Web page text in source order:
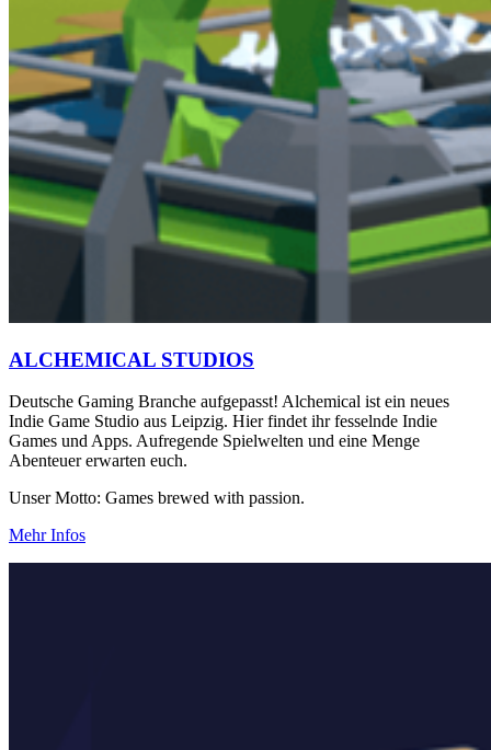
ALCHEMICAL STUDIOS
Deutsche Gaming Branche aufgepasst! Alchemical ist ein neues
Indie Game Studio aus Leipzig. Hier findet ihr fesselnde Indie
Games und Apps. Aufregende Spielwelten und eine Menge
Abenteuer erwarten euch.
Unser Motto: Games brewed with passion.
Mehr Infos